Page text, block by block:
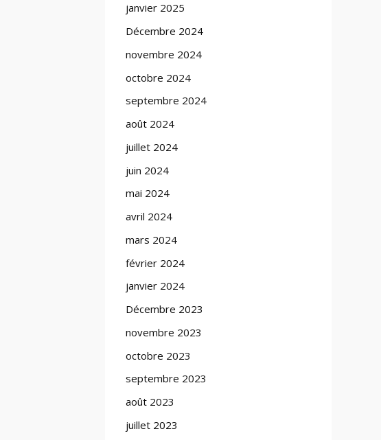
janvier 2025
Décembre 2024
novembre 2024
octobre 2024
septembre 2024
août 2024
juillet 2024
juin 2024
mai 2024
avril 2024
mars 2024
février 2024
janvier 2024
Décembre 2023
novembre 2023
octobre 2023
septembre 2023
août 2023
juillet 2023